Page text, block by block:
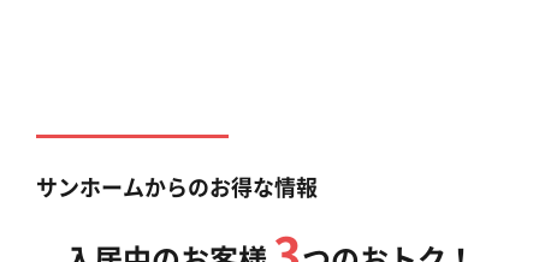
サンホームからのお得な情報